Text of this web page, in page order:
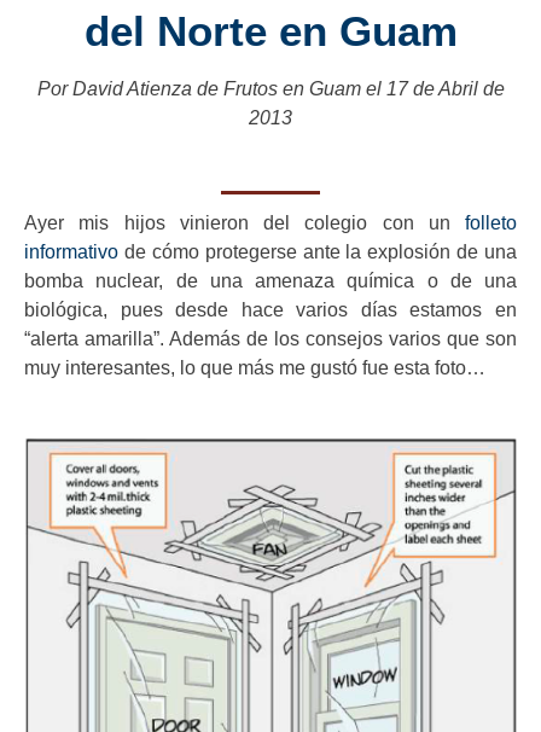
del Norte en Guam
Por David Atienza de Frutos en Guam el 17 de Abril de
2013
Ayer mis hijos vinieron del colegio con un folleto
informativo de cómo protegerse ante la explosión de una
bomba nuclear, de una amenaza química o de una
biológica, pues desde hace varios días estamos en
“alerta amarilla”. Además de los consejos varios que son
muy interesantes, lo que más me gustó fue esta foto…